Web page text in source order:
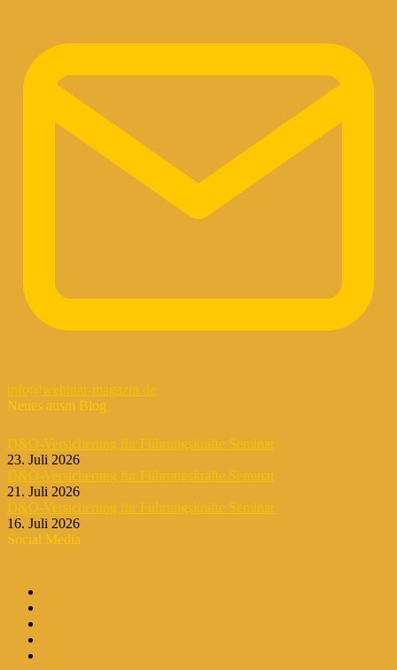
info@webinar-magazin.de
Neues ausm Blog
D&O-Versicherung für Führungskräfte Seminar
23. Juli 2026
D&O-Versicherung für Führungskräfte Seminar
21. Juli 2026
D&O-Versicherung für Führungskräfte Seminar
16. Juli 2026
Social Media